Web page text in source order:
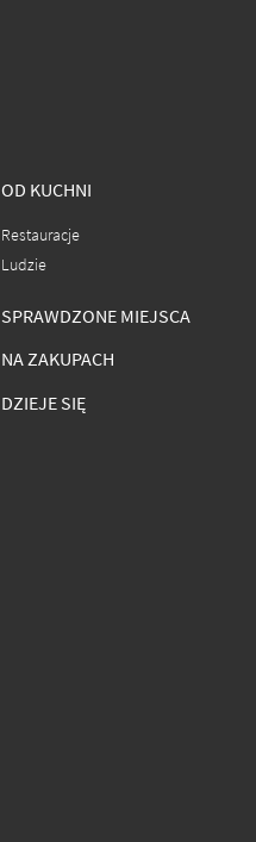
OD KUCHNI
Restauracje
Ludzie
SPRAWDZONE MIEJSCA
NA ZAKUPACH
DZIEJE SIĘ